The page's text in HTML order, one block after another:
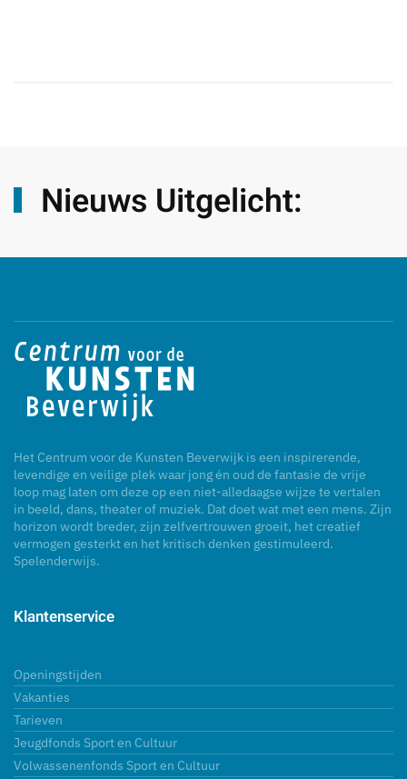
Nieuws Uitgelicht:
Het Centrum voor de Kunsten Beverwijk is een inspirerende,
levendige en veilige plek waar jong én oud de fantasie de vrije
loop mag laten om deze op een niet-alledaagse wijze te vertalen
in beeld, dans, theater of muziek. Dat doet wat met een mens. Zijn
horizon wordt breder, zijn zelfvertrouwen groeit, het creatief
vermogen gesterkt en het kritisch denken gestimuleerd.
Spelenderwijs.
Klantenservice
Openingstijden
Vakanties
Tarieven
Jeugdfonds Sport en Cultuur
Volwassenenfonds Sport en Cultuur